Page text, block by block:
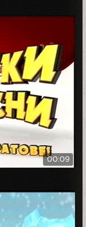
00:09